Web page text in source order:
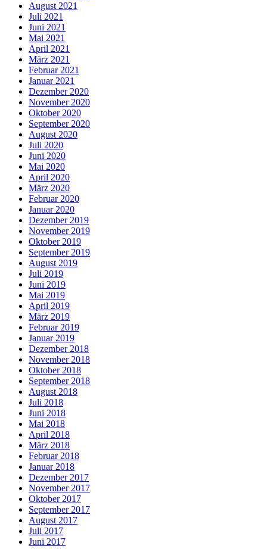
August 2021
Juli 2021
Juni 2021
Mai 2021
April 2021
März 2021
Februar 2021
Januar 2021
Dezember 2020
November 2020
Oktober 2020
September 2020
August 2020
Juli 2020
Juni 2020
Mai 2020
April 2020
März 2020
Februar 2020
Januar 2020
Dezember 2019
November 2019
Oktober 2019
September 2019
August 2019
Juli 2019
Juni 2019
Mai 2019
April 2019
März 2019
Februar 2019
Januar 2019
Dezember 2018
November 2018
Oktober 2018
September 2018
August 2018
Juli 2018
Juni 2018
Mai 2018
April 2018
März 2018
Februar 2018
Januar 2018
Dezember 2017
November 2017
Oktober 2017
September 2017
August 2017
Juli 2017
Juni 2017